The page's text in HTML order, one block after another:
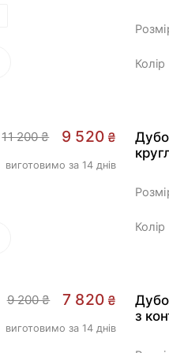
Колір
-15%
11 200 ₴ 9 520₴
виготовимо за 14 днів
Колір
-15%
9 200 ₴ 7 820₴
виготовимо за 14 днів
з